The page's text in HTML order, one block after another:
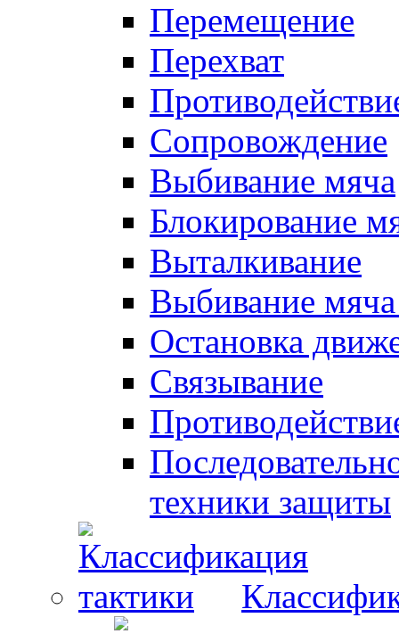
Перемещение
Перехват
Сопровождение
Выбивание мяча
Блокирование
Выталкивание
Выбивание
Остановка
Связывание
техники защиты